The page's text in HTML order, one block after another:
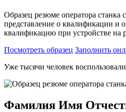
Образец резюме оператора
представление о квалификации и
квалификацию при устройстве на
Посмотреть образец Заполнить
Уже тысячи человек
Фамилия Имя